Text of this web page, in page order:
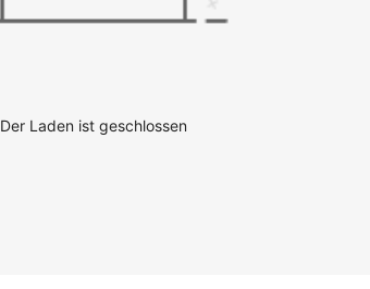
Der Laden ist geschlossen